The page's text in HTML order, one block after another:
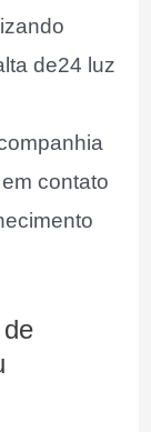
de24 luz
contato